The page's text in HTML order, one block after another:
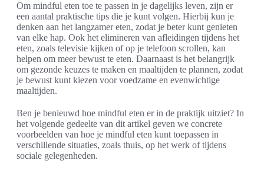
Om mindful eten toe te passen in je dagelijks leven, zijn er
een aantal praktische tips die je kunt volgen. Hierbij kun je
denken aan het langzamer eten, zodat je beter kunt genieten
van elke hap. Ook het elimineren van afleidingen tijdens het
eten, zoals televisie kijken of op je telefoon scrollen, kan
helpen om meer bewust te eten. Daarnaast is het belangrijk
om gezonde keuzes te maken en maaltijden te plannen, zodat
je bewust kunt kiezen voor voedzame en evenwichtige
maaltijden.
Ben je benieuwd hoe mindful eten er in de praktijk uitziet? In
het volgende gedeelte van dit artikel geven we concrete
voorbeelden van hoe je mindful eten kunt toepassen in
verschillende situaties, zoals thuis, op het werk of tijdens
sociale gelegenheden.